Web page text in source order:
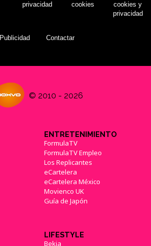
privacidad
cookies
cookies y
privacidad
Publicidad Contactar
© 2010 - 2026
ENTRETENIMIENTO
FormulaTV
FormulaTV Empleo
Los Replicantes
eCartelera
eCartelera México
Movienco UK
Guía de Japón
LIFESTYLE
Bekia